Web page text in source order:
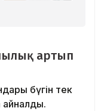
артып
бүгін тек
айналды.